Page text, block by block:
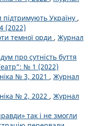
підтримують Україну ,
(2022)
темної орди , Журнал
про сутність буття
№ 1 (2022)
№ 3, 2021 , Журнал
№ 2, 2022 , Журнал
так і не змогли